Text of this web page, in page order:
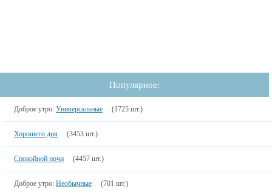
Популярное:
Доброе утро: Универсальные (1725 шт.)
Хорошего дня (3453 шт.)
Спокойной ночи (4457 шт.)
Доброе утро: Необычные (701 шт.)